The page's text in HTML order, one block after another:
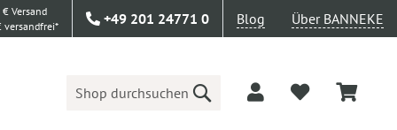
Versand
versandfrei*
+49 201 24771 0 Blog Über BANNEKE
Suche